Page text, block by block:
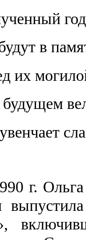
в
их
г. Ольга